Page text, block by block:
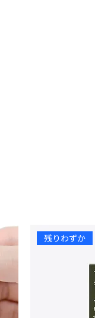
残りわずか